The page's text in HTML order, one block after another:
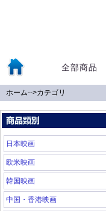
全部商品
ホーム-->カテゴリ
日本映画
欧米映画
韓国映画
中国・香港映画